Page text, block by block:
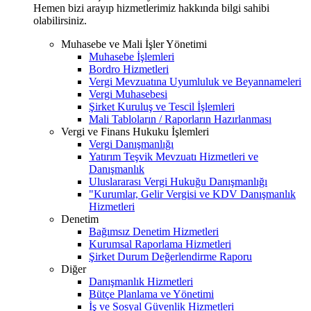
Hemen bizi arayıp hizmetlerimiz hakkında bilgi sahibi
olabilirsiniz.
Muhasebe ve Mali İşler Yönetimi
Muhasebe İşlemleri
Bordro Hizmetleri
Vergi Mevzuatına Uyumluluk ve Beyannameleri
Vergi Muhasebesi
Şirket Kuruluş ve Tescil İşlemleri
Mali Tabloların / Raporların Hazırlanması
Vergi ve Finans Hukuku İşlemleri
Vergi Danışmanlığı
Yatırım Teşvik Mevzuatı Hizmetleri ve
Danışmanlık
Uluslararası Vergi Hukuğu Danışmanlığı
"Kurumlar, Gelir Vergisi ve KDV Danışmanlık
Hizmetleri
Denetim
Bağımsız Denetim Hizmetleri
Kurumsal Raporlama Hizmetleri
Şirket Durum Değerlendirme Raporu
Diğer
Danışmanlık Hizmetleri
Bütçe Planlama ve Yönetimi
İş ve Sosyal Güvenlik Hizmetleri